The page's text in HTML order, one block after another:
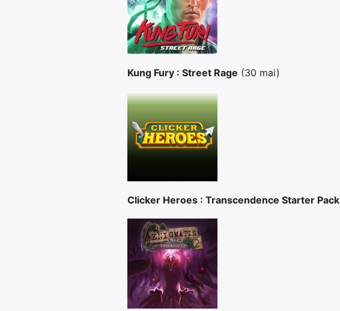
Kung Fury : Street Rage (30 mai)
Clicker Heroes : Transcendence Starter Pack